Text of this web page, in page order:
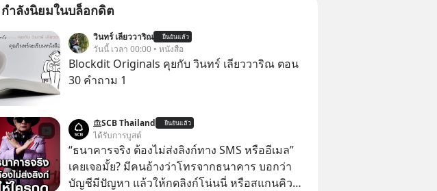
กำลังนิยมในบล็อกดิต
วินทร์ เลียววาริณ ยืนยันแล้ว
วันนี้ เวลา 00:00 • หนังสือ
Blockdit Originals คุยกับ วินทร์ เลียววาริณ ตอน
30 คำถาม 1
SCB Thailand ยืนยันแล้ว
ได้รับการบูสต์
“ธนาคารจริง ต้องไม่ส่งลิงก์ทาง SMS หรืออีเมล”
เคยเจอมั้ย? มีคนอ้างว่าโทรจากธนาคาร บอกว่า
บัญชีมีปัญหา แล้วให้กดลิงก์โน่นนี่ หรือสแกนคิว